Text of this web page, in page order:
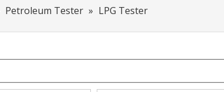
Petroleum Tester » LPG Tester